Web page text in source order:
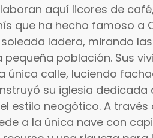
aquí licores de
que ha hecho famoso a
ladera, mirando
población. Sus
única calle, luciendo
su iglesia dedicada
estilo neogótico. A
a la única nave con